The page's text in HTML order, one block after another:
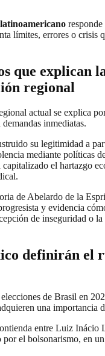
responde
límites, errores o crisis
que explican
regional
actual se explica
inmediatas.
su legitimidad a
mediante políticas
el hartazgo
de Abelardo de la
y evidencia
de inseguridad o
definirán el
de Brasil en
una importancia
entre Luiz Inácio
por el bolsonarismo, en